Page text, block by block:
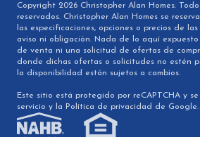
Copyright 2026 Christopher Alan Homes.
reservados. Christopher Alan Homes se
las especificaciones, opciones o precios de
aviso ni obligación. Nada de lo aquí
de venta ni una solicitud de ofertas de
donde dichas ofertas o solicitudes no estén
la disponibilidad están sujetos a cambios.
Este sitio está protegido por reCAPTCHA y
servicio y la Política de privacidad de Google.